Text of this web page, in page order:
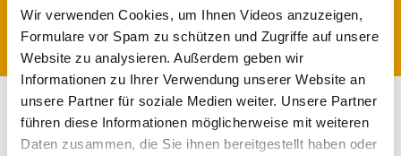
Wir verwenden Cookies, um Ihnen Videos anzuzeigen,
Formulare vor Spam zu schützen und Zugriffe auf unsere
Website zu analysieren. Außerdem geben wir
Informationen zu Ihrer Verwendung unserer Website an
unsere Partner für soziale Medien weiter. Unsere Partner
führen diese Informationen möglicherweise mit weiteren
Daten zusammen, die Sie ihnen bereitgestellt haben oder
1 2 3 4 5 6